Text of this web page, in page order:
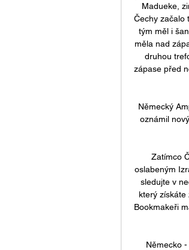
Madueke,
Čechy začalo
tým měl i
měla nad
druhou
zápase před
Německý
oznámil
Zatímco
oslabeným
sledujte v
který
Bookmakeři
Německo